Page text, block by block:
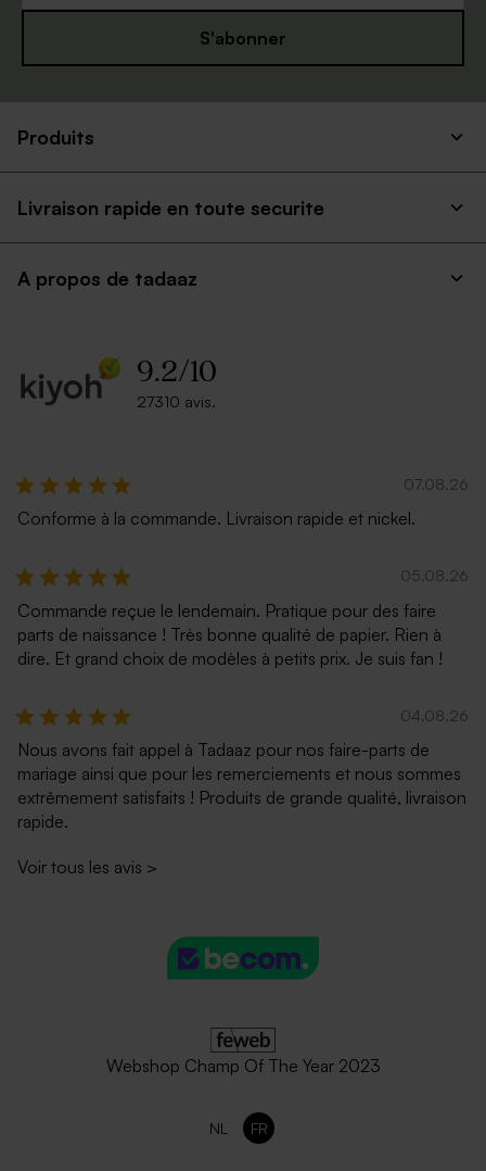
S'abonner
Produits
Livraison rapide en toute securite
A propos de tadaaz
9.2/10
27310 avis.
07.08.26
Conforme à la commande. Livraison rapide et nickel.
05.08.26
Commande reçue le lendemain. Pratique pour des faire
parts de naissance ! Très bonne qualité de papier. Rien à
dire. Et grand choix de modèles à petits prix. Je suis fan !
04.08.26
Nous avons fait appel à Tadaaz pour nos faire-parts de
mariage ainsi que pour les remerciements et nous sommes
extrêmement satisfaits ! Produits de grande qualité, livraison
rapide.
Voir tous les avis >
Webshop Champ Of The Year 2023
NL FR